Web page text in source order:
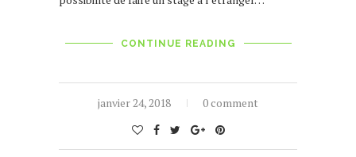
CONTINUE READING
janvier 24, 2018 0 comment